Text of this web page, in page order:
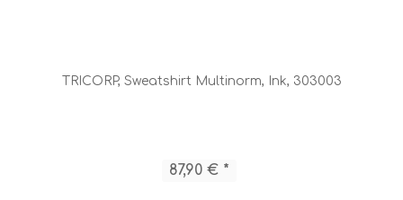
TRICORP, Sweatshirt Multinorm, Ink, 303003
87,90 € *